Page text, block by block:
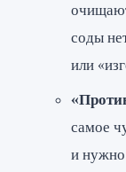
соды
или
самое
и нужно